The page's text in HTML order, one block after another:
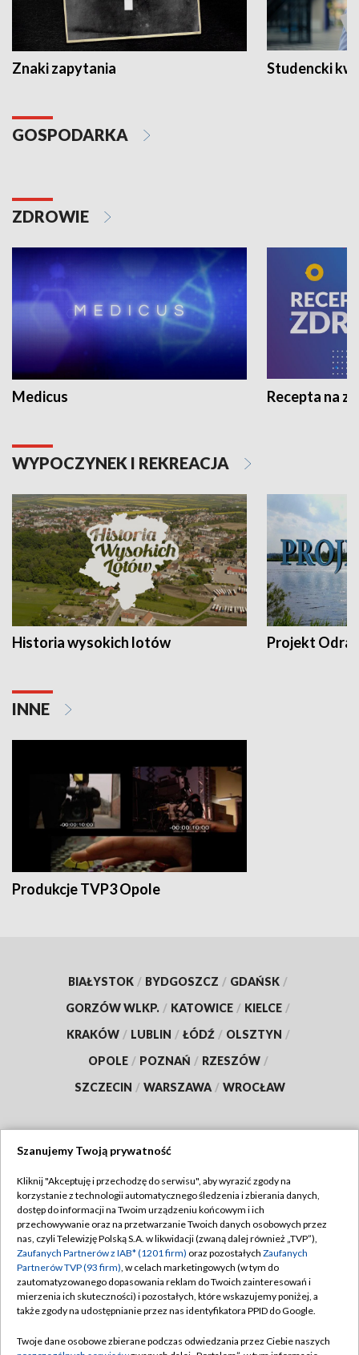
Znaki zapytania Studencki
GOSPODARKA
ZDROWIE
Medicus Recepta na
WYPOCZYNEK I REKREACJA
Historia wysokich lotów Projekt Odra
INNE
Produkcje TVP3 Opole
BIAŁYSTOK / BYDGOSZCZ / GDAŃSK /
GORZÓW WLKP. / KATOWICE / KIELCE /
KRAKÓW / LUBLIN / ŁÓDŹ / OLSZTYN /
OPOLE / POZNAŃ / RZESZÓW /
SZCZECIN / WARSZAWA / WROCŁAW
TVP
Abonament TVP
Emisja w TVP
Centrum informacji TVP
Naziemna Telewizja Cyfrowa
Regulamin TVP
Polityka prywatności
Moje zgody
Pomoc
Szanujemy Twoją prywatność
Kliknij "Akceptuję i przechodzę do serwisu", aby wyrazić zgody na
korzystanie z technologii automatycznego śledzenia i zbierania danych,
dostęp do informacji na Twoim urządzeniu końcowym i ich
przechowywanie oraz na przetwarzanie Twoich danych osobowych przez
nas, czyli Telewizję Polską S.A. w likwidacji (zwaną dalej również „TVP”),
Zaufanych Partnerów z IAB* (1201 firm) oraz pozostałych Zaufanych
Partnerów TVP (93 firm), w celach marketingowych (w tym do
zautomatyzowanego dopasowania reklam do Twoich zainteresowań i
mierzenia ich skuteczności) i pozostałych, które wskazujemy poniżej, a
także zgody na udostępnianie przez nas identyfikatora PPID do Google.
Twoje dane osobowe zbierane podczas odwiedzania przez Ciebie naszych